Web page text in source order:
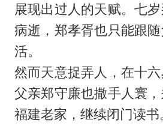
展现出过人的天赋。七
病逝，郑孝胥也只能跟
活。
然而天意捉弄人，在十
父亲郑守廉也撒手人寰
福建老家，继续闭门读书